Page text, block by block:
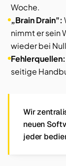
Woche.
„Brain Drain":
nimmt er sein
wieder bei
Fehlerquellen:
seitige
Wir
neuen
jeder